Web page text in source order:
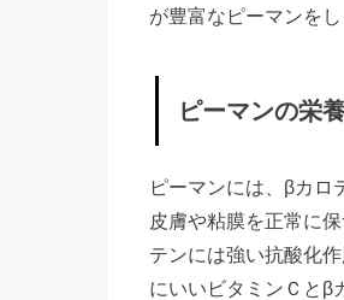
ロ
ー
が豊富なピーマンを
ピーマンの栄
ピーマンには、βカロ
皮膚や粘膜を正常に
テンには強い抗酸化
にいいビタミンＣとβ